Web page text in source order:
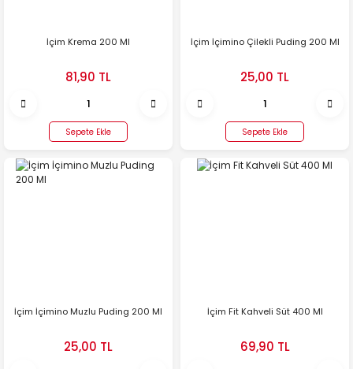
İçim Krema 200 Ml
81,90 TL
Sepete Ekle
İçim İçimino Çilekli Puding 200 Ml
25,00 TL
Sepete Ekle
İçim İçimino Muzlu Puding 200 Ml
25,00 TL
İçim Fit Kahveli Süt 400 Ml
69,90 TL